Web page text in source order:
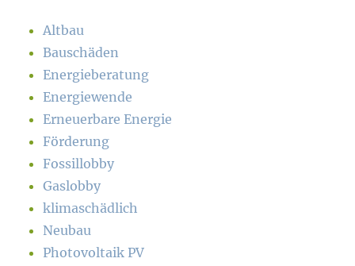
Altbau
Bauschäden
Energieberatung
Energiewende
Erneuerbare Energie
Förderung
Fossillobby
Gaslobby
klimaschädlich
Neubau
Photovoltaik PV